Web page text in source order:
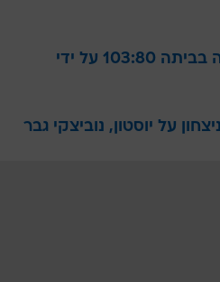
השפלה: קליבלנד הובסה בביתה 103:80 על ידי
על יוסטון, נוביצקי גבר